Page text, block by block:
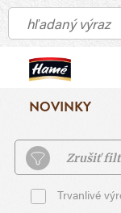
NOVINKY
Zrušiť
Trvanlivé